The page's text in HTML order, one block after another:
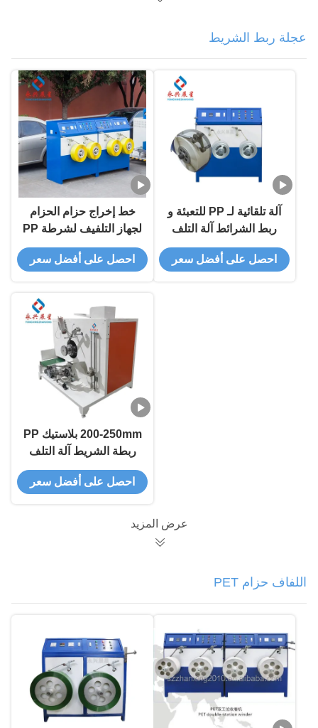
عجلة ربط الشريط
آلة تلقائية لـ PP للتعبئة و
ربط الشرائط آلة التلف
احصل على أفضل سعر
خط إخراج حزام الحزام
لجهاز التلفيف لشرطة PP
احصل على أفضل سعر
200-250mm بلاستيك PP
ربطة الشريط آلة التلف
احصل على أفضل سعر
عرض المزيد
اللفاف حزام PET